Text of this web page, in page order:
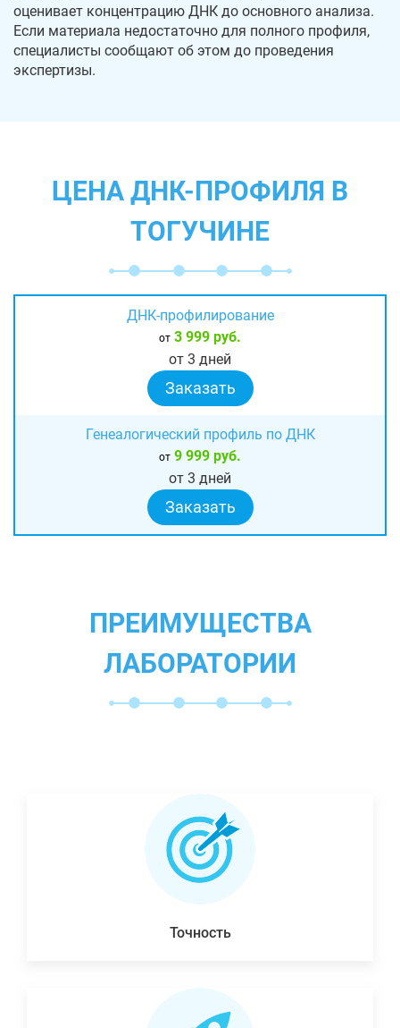
оценивает концентрацию ДНК до основного анализа.
Если материала недостаточно для полного профиля,
специалисты сообщают об этом до проведения
экспертизы.
ЦЕНА ДНК-ПРОФИЛЯ В
ТОГУЧИНЕ
ДНК-профилирование
от 3 999 руб.
от 3 дней
Заказать
Генеалогический профиль по ДНК
от 9 999 руб.
от 3 дней
Заказать
ПРЕИМУЩЕСТВА
ЛАБОРАТОРИИ
Точность